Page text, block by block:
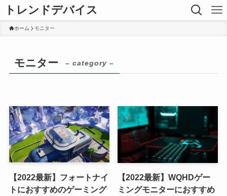
トレンドデバイス
ホーム モニター
モニター – category –
【2022最新】フォートナイ
トにおすすめのゲーミング
【2022最新】WQHDゲー
ミングモニターにおすすめ